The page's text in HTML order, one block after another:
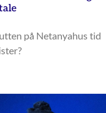
på Netanyahus tid